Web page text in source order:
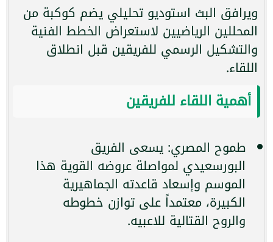
ويرافق البث استوديو تحليلي يضم كوكبة من
المحللين الرياضيين لاستعراض الخطط الفنية
والتشكيل الرسمي للفريقين قبل انطلاق
اللقاء.
أهمية اللقاء للفريقين
طموح المصري: يسعى الفريق
البورسعيدي لمواصلة عروضه القوية هذا
الموسم وإسعاد قاعدته الجماهيرية
الكبيرة، معتمداً على توازن خطوطه
والروح القتالية للاعبيه.